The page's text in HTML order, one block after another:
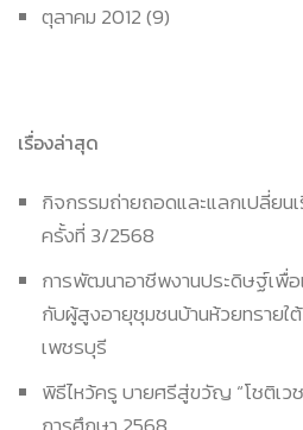
ตุลาคม 2012(9)
เรื่องล่าสุด
กิจกรรมถ่ายถอดและแลกเปลี่ยน
ครั้งที่ 3/2568
การพัฒนาอาชีพงานประดิษฐ์เพื่อ
กับผู้สูงอายุชุมชนบ้านห้วยทรายใ
เพชรบุรี
พิธีไหว้ครู บายศรีสู่ขวัญ “โชติเว